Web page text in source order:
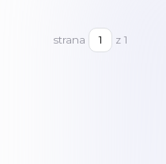
strana z 1